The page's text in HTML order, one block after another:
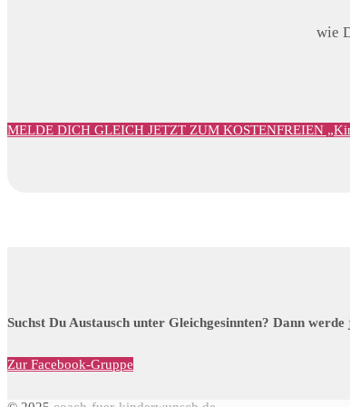
wie
MELDE DICH GLEICH JETZT ZUM KOSTENFREIEN
Suchst Du Austausch unter Gleichgesinnten? Dann
Zur Facebook-Gruppe